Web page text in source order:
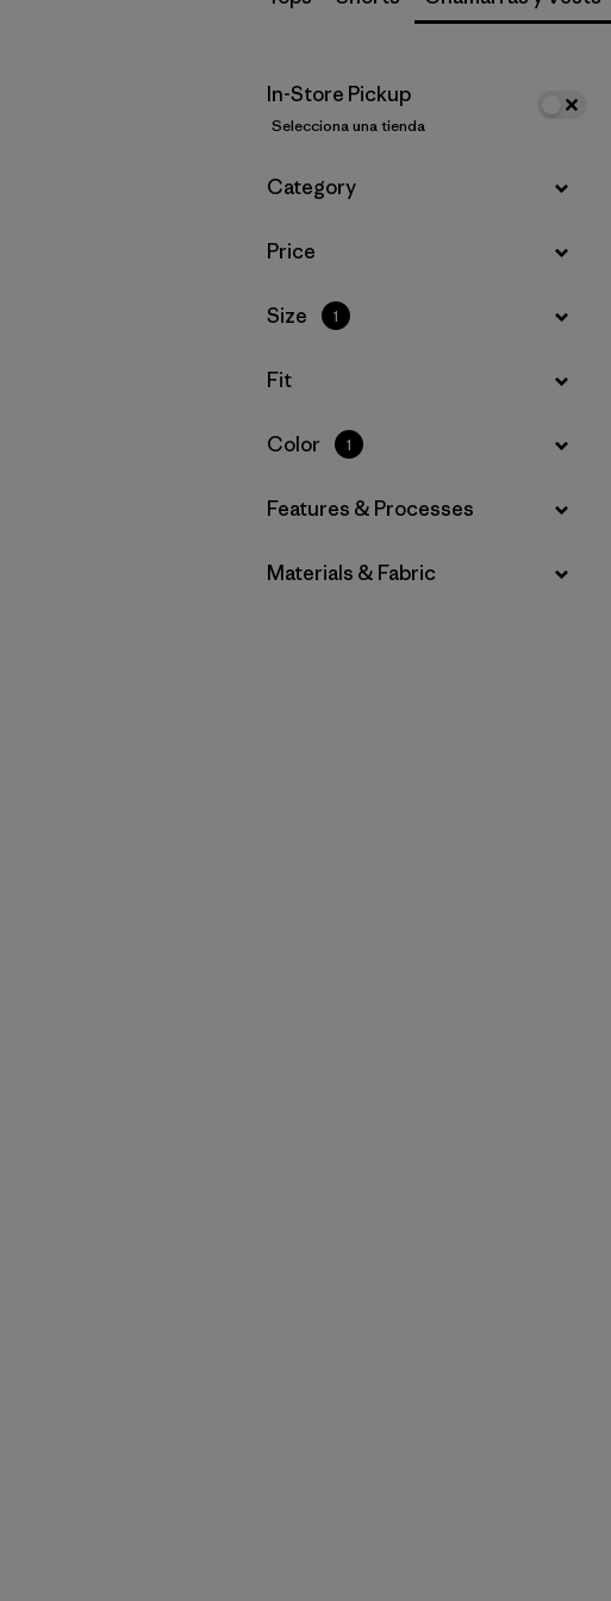
In-Store Pickup
Selecciona una tienda
Filtrar por
Category
Filtrar por
Price
Filtrar por
Size 1
Filtrar por
Fit
Filtrar por
Color 1
Filtrar por
Features & Processes
Filtrar por
Materials & Fabric